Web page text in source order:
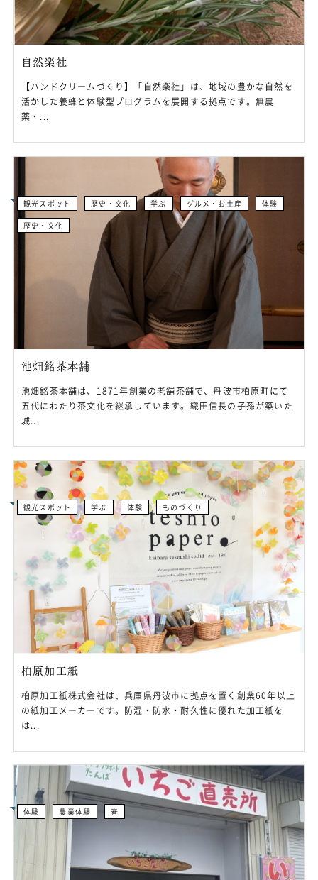
自然楽社
【ハンドクリームづくり】「自然楽社」は、地域の豊かな自然を
活かした養蜂と体験型プログラムを展開する拠点です。無農
薬・...
池畑銘茶本舗
池畑銘茶本舗は、1871年創業の老舗茶舗で、丹波市柏原町にて
五代にわたり茶文化を継承しています。織田信長の子孫が築いた
城...
観光スポット 歴史・文化 学ぶ グルメ・お土産 体験
歴史・文化
柏原加工紙
柏原加工紙株式会社は、兵庫県丹波市に拠点を置く創業60年以上
の紙加工メーカーです。防湿・防水・耐久性に優れた加工紙を
は...
観光スポット 学ぶ 体験 ものづくり
体験 農業体験 春